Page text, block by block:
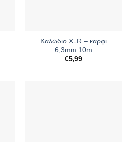
Καλώδιο XLR – καρφι
6,3mm 10m
€5,99